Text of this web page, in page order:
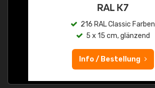
RAL K7
216 RAL Classic Farben
5 x 15 cm, glänzend
Info / Bestellung